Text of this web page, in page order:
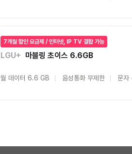
7개월 할인 요금제 / 인터넷, IP TV 결합 가능
LGU+ 마블링 초이스 6.6GB
월 데이터 6.6 GB 음성통화 무제한 문자